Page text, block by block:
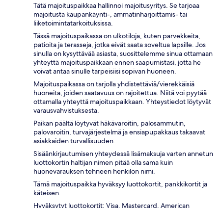
Tätä majoituspaikkaa hallinnoi majoitusyritys. Se tarjoaa
majoitusta kaupankäynti-, ammatinharjoittamis- tai
liiketoimintatarkoituksissa.
Tässä majoituspaikassa on ulkotiloja, kuten parvekkeita,
patioita ja terasseja, jotka eivät saata soveltua lapsille. Jos
sinulla on kysyttävää asiasta, suosittelemme sinua ottamaan
yhteyttä majoituspaikkaan ennen saapumistasi, jotta he
voivat antaa sinulle tarpeisiisi sopivan huoneen.
Majoituspaikassa on tarjolla yhdistettäviä/vierekkäisiä
huoneita, joiden saatavuus on rajoitettua. Niitä voi pyytää
ottamalla yhteyttä majoituspaikkaan. Yhteystiedot löytyvät
varausvahvistuksesta.
Paikan päältä löytyvät häkävaroitin, palosammutin,
palovaroitin, turvajärjestelmä ja ensiapupakkaus takaavat
asiakkaiden turvallisuuden.
Sisäänkirjautumisen yhteydessä lisämaksuja varten annetun
luottokortin haltijan nimen pitää olla sama kuin
huonevarauksen tehneen henkilön nimi.
Tämä majoituspaikka hyväksyy luottokortit, pankkikortit ja
käteisen.
Hyväksytyt luottokortit: Visa, Mastercard, American